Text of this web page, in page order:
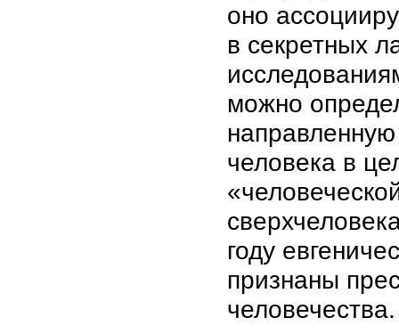
оно
в секретных
можно
человека в
году
признаны
человечества.